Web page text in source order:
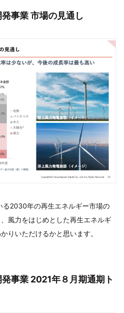
事業 市場の⾒通し
2030年の再生エネルギー市場の
風力をはじめとした再生エネルギ
りいただけるかと思います。
事業 2021年８⽉期通期ト